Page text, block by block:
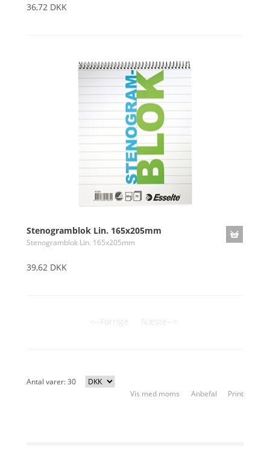
36,72 DKK
Stenogramblok Lin. 165x205mm
Stenogramblok Lin. 165x205mm
39,62 DKK
<--Forrige Næste-->
Antal varer: 30
Vis med moms
Anbefal Print